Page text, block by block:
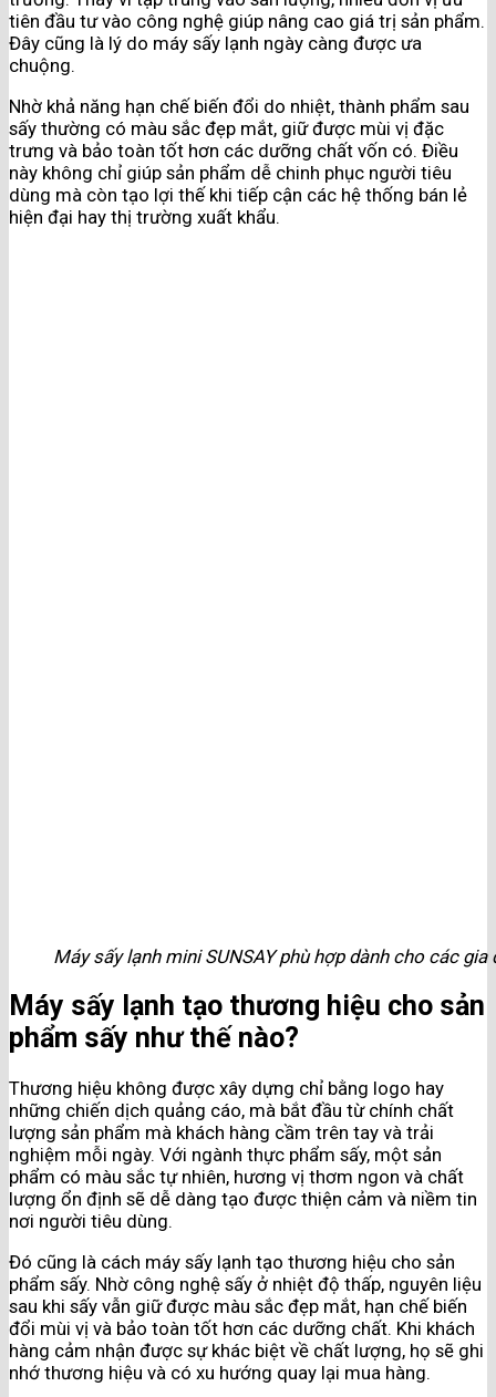
tiên đầu tư vào công nghệ giúp nâng cao giá trị sản phẩm.
Đây cũng là lý do máy sấy lạnh ngày càng được ưa
chuộng.
Nhờ khả năng hạn chế biến đổi do nhiệt, thành phẩm sau
sấy thường có màu sắc đẹp mắt, giữ được mùi vị đặc
trưng và bảo toàn tốt hơn các dưỡng chất vốn có. Điều
này không chỉ giúp sản phẩm dễ chinh phục người tiêu
dùng mà còn tạo lợi thế khi tiếp cận các hệ thống bán lẻ
hiện đại hay thị trường xuất khẩu.
Máy sấy lạnh mini SUNSAY phù hợp dành cho các
Máy sấy lạnh tạo thương hiệu cho sản
phẩm sấy như thế nào?
Thương hiệu không được xây dựng chỉ bằng logo hay
những chiến dịch quảng cáo, mà bắt đầu từ chính chất
lượng sản phẩm mà khách hàng cầm trên tay và trải
nghiệm mỗi ngày. Với ngành thực phẩm sấy, một sản
phẩm có màu sắc tự nhiên, hương vị thơm ngon và chất
lượng ổn định sẽ dễ dàng tạo được thiện cảm và niềm tin
nơi người tiêu dùng.
Đó cũng là cách máy sấy lạnh tạo thương hiệu cho sản
phẩm sấy. Nhờ công nghệ sấy ở nhiệt độ thấp, nguyên liệu
sau khi sấy vẫn giữ được màu sắc đẹp mắt, hạn chế biến
đổi mùi vị và bảo toàn tốt hơn các dưỡng chất. Khi khách
hàng cảm nhận được sự khác biệt về chất lượng, họ sẽ ghi
nhớ thương hiệu và có xu hướng quay lại mua hàng.